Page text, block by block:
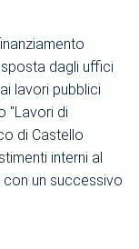
dagli uffici
lavori pubblici
"Lavori di
di Castello
interni al
un successivo